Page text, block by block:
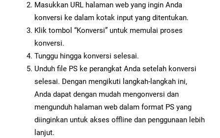
Masukkan URL halaman web yang ingin Anda
konversi ke dalam kotak input yang ditentukan.
Klik tombol “Konversi” untuk memulai proses
konversi.
Tunggu hingga konversi selesai.
Unduh file PS ke perangkat Anda setelah konversi
selesai. Dengan mengikuti langkah-langkah ini,
Anda dapat dengan mudah mengonversi dan
mengunduh halaman web dalam format PS yang
diinginkan untuk akses offline dan penggunaan lebih
lanjut.